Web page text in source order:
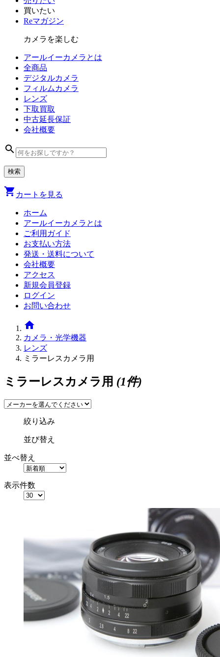
買いたい
Reマガジン
カメラを楽しむ
アールイーカメラとは
全商品
デジタルカメラ
フィルム カメラ
レンズ
下取買取
中古延長保証
会社概要
search
shopping_cart カートを見る
ホーム
アールイーカメラとは
ご利用ガイド
お支払い方法
発送・送料について
会社概要
アクセス
新規会員登録
ログイン
お問い合わせ
home
カメラ・光学機器
レンズ
ミラーレスカメラ用
ミラーレスカメラ用 (1件)
絞り込み
並び替え
並べ替え
表示件数